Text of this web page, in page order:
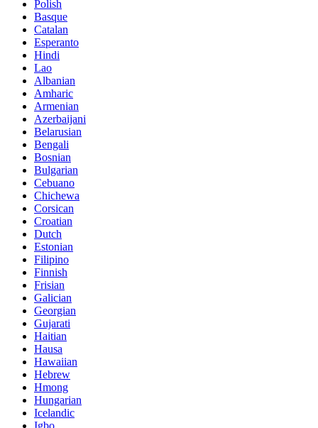
Polish
Basque
Catalan
Esperanto
Hindi
Lao
Albanian
Amharic
Armenian
Azerbaijani
Belarusian
Bengali
Bosnian
Bulgarian
Cebuano
Chichewa
Corsican
Croatian
Dutch
Estonian
Filipino
Finnish
Frisian
Galician
Georgian
Gujarati
Haitian
Hausa
Hawaiian
Hebrew
Hmong
Hungarian
Icelandic
Igbo